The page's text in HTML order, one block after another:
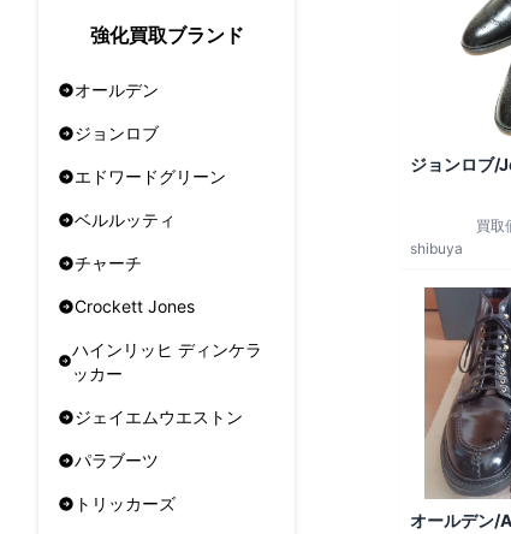
強化買取ブランド
オールデン
ジョンロブ
エドワードグリーン
ベルルッティ
チャーチ
Crockett Jones
ハインリッヒ ディンケラ
ッカー
ジェイエムウエストン
パラブーツ
トリッカーズ
ジョンロブ/
買取
shibuya
オールデン/